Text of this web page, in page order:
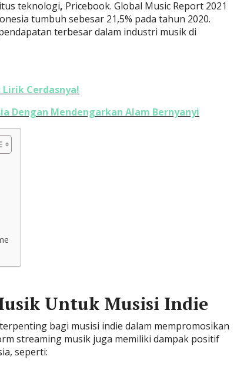
teknologi, Pricebook. Global Music Report 2021
tumbuh sebesar 21,5% pada tahun 2020.
terbesar dalam industri musik di
Cerdasnya!
Dengan Mendengarkan Alam Bernyanyi
Untuk Musisi Indie
bagi musisi indie dalam mempromosikan
streaming musik juga memiliki dampak positif
seperti: